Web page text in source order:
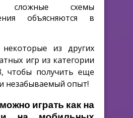
сложные схемы
объясняются в
некоторые из других
игр из категории
чтобы получить еще
незабываемый опыт!
играть как на